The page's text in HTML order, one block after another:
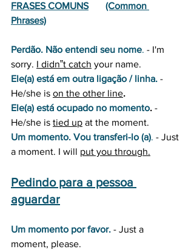
FRASES COMUNS
(Common
Phrases)
Perdão. Não entendi seu nome. - I'm
sorry. I didn‟t catch your name.
Ele(a) está em outra ligação / linha. -
He/she is on the other line.
Ele(a) está ocupado no momento. -
He/she is tied up at the moment.
Um momento. Vou transferi-lo (a). - Just
a moment. I will put you through.
Pedindo para a pessoa
aguardar
Um momento por favor. - Just a
moment, please.